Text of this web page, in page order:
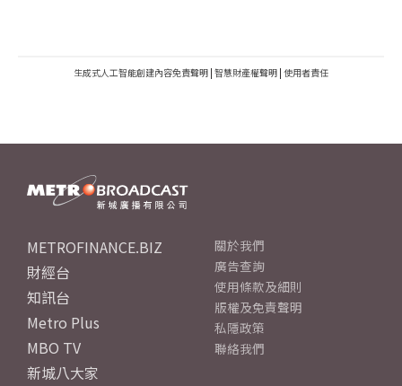
生成式人工智能創建內容免責聲明 | 智慧財產權聲明 | 使用者責任
METROFINANCE.BIZ
財經台
知訊台
Metro Plus
MBO TV
新城八大家
關於我們
廣告查詢
使用條款及細則
版權及免責聲明
私隱政策
聯絡我們